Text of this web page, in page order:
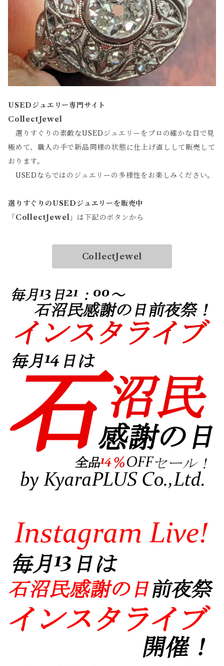
USEDジュエリー専門サイト
CollectJewel
選りすぐりの素敵なUSEDジュエリーをプロの確かな目で見
極めて、職人の手で新品同様の状態に仕上げ直しして販売して
おります。
USEDならではのジュエリーの多様性をお楽しみください。
選りすぐりのUSEDジュエリーを販売中
「CollectJewel 」は下記のボタンから
CollectJewel